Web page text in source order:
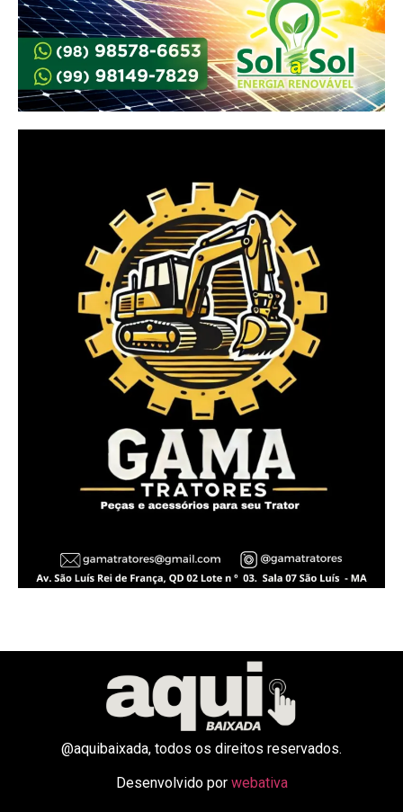
@aquibaixada, todos os direitos reservados.
Desenvolvido por webativa